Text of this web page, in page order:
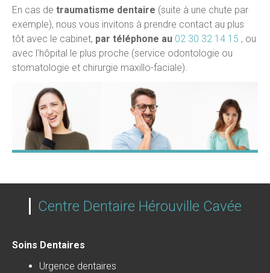
En cas de traumatisme dentaire (suite à une chute par
exemple), nous vous invitons à prendre contact au plus
tôt avec le cabinet, par téléphone au 02 30 32 14 15 , ou
avec l'hôpital le plus proche (service odontologie ou
stomatologie et chirurgie maxillo-faciale).
Centre Dentaire Hérouville Cavée
Soins Dentaires
Urgence dentaires